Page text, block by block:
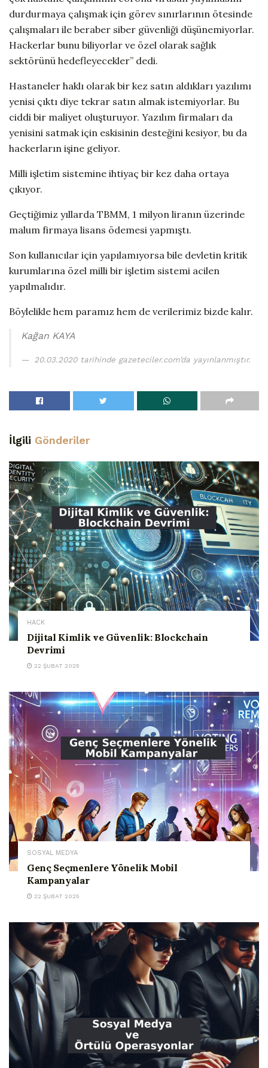
durdurmaya çalışmak için görev sınırlarının ötesinde
çalışmaları ile beraber siber güvenliği düşünemiyorlar.
Hackerlar bunu biliyorlar ve özel olarak sağlık
sektörünü hedefleyecekler” dedi.
Hastaneler haklı olarak bir kez satın aldıkları yazılımı
yenisi çıktı diye tekrar satın almak istemiyorlar. Bu
ciddi bir maliyet oluşturuyor. Yazılım firmaları da
yenisini satmak için eskisinin desteğini kesiyor, bu da
hackerların işine geliyor.
Milli işletim sistemine ihtiyaç bir kez daha ortaya
çıkıyor.
Geçtiğimiz yıllarda TBMM, 1 milyon liranın üzerinde
malum firmaya lisans ödemesi yapmıştı.
Son kullanıcılar için yapılamıyorsa bile devletin kritik
kurumlarına özel milli bir işletim sistemi acilen
yapılmalıdır.
Böylelikle hem paramız hem de verilerimiz bizde kalır.
Kağan KAYA
20.03.2020 tarihinde gazeteciler.com’da yayınlanmıştır.
İlgili Gönderiler
HACK
Dijital Kimlik ve Güvenlik: Blockchain
Devrimi
22 ŞUBAT 2025
SOSYAL MEDYA
Genç Seçmenlere Yönelik Mobil
Kampanyalar
22 ŞUBAT 2025